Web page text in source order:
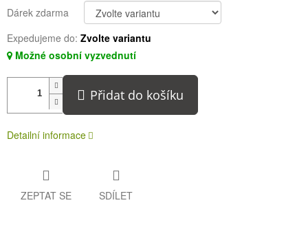
Dárek zdarma
Expedujeme do: Zvolte variantu
Možné osobní vyzvednutí
Přidat do košíku
Detailní informace
ZEPTAT SE SDÍLET